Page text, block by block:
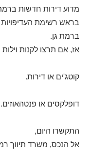
מדוע דירות חדשות
בראש רשימת
ברמת גן.
אז, אם תרצו לקנות
קוטג'ים או דירות.
דופלקסים או פנטהאוזים.
התקשרו היום,
אל הנכס, משרד תיווך